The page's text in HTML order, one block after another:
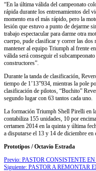
“En la última válida del campeonato
rápida durante los entrenamientos del
momento era el más rápido, pero la
lesión que estuvo a punto de dejarme
trabajo espectacular para darme otra
cuerpo, pude clasificar y correr las dos
mantener al equipo Triumph al frente
válida será conseguir el
constructores”.
Durante la tanda de clasificación,
tiempo de 1’13”934, mientras la pole
clasificación de pilotos, “Buchito”
segundo lugar con 63 tantos cada uno.
La formación Triumph Shell Pirelli en
contabiliza 155 unidades, 10 por
certamen 2014 en la quinta y última
a disputarse el 13 y 14 de diciembre en
Prototipos / Octavio Estrada
Previo: PASTOR CONSISTENTE
Siguiente: PASTOR A REMONTAR